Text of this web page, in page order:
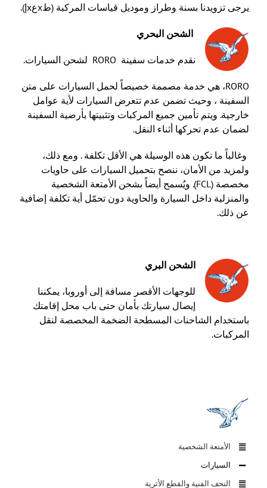
يرجى تزويدنا بسنة وطراز وموديل قياسات المركبة (طxعxإ).
الشحن البحري
نقدم خدمات سفينة RORO لشحن السيارات.
RORO، هي خدمة مصممة خصيصاً لحمل السيارات على متن
السفينة ، وحيث تضمن عدم تتعرض السيارات لأية عوامل
خارجية. ويتم تأمين جميع المركبات وتثبيتها بأرضية السفينة
لضمان عدم تحركها أثناء النقل.
وغالباً ما تكون هذه الوسيلة هي الأقل تكلفة . ومع ذلك،
ولمزيد من الأمان، ننصح بتحميل السيارات على حاويات
مخصصة (FCL). ويُسمح أيضاً بشحن الأمتعة الشخصية
والمنزلية داخل السيارة والحاوية دون تحمّل أية تكلفة إضافية
عن ذلك.
الشحن البري
للوجهات الأقصر مسافة إلى أوروبا، يمكننا
إيصال سيارتك بأمان حتى باب محل إقامتك
باستخدام الشاحنات المسطحة الضخمة المخصصة لنقل
المركبات.
الأمتعة الشخصية
السيارات
التحف الفنية والقطع الأثرية